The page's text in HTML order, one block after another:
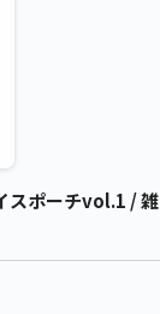
スポーチvol.1 / 雑